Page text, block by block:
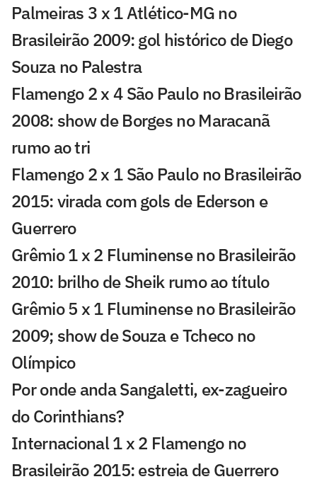
Palmeiras 3 x 1 Atlético-MG no
Brasileirão 2009: gol histórico de Diego
Souza no Palestra
Flamengo 2 x 4 São Paulo no Brasileirão
2008: show de Borges no Maracanã
rumo ao tri
Flamengo 2 x 1 São Paulo no Brasileirão
2015: virada com gols de Ederson e
Guerrero
Grêmio 1 x 2 Fluminense no Brasileirão
2010: brilho de Sheik rumo ao título
Grêmio 5 x 1 Fluminense no Brasileirão
2009; show de Souza e Tcheco no
Olímpico
Por onde anda Sangaletti, ex-zagueiro
do Corinthians?
Internacional 1 x 2 Flamengo no
Brasileirão 2015: estreia de Guerrero